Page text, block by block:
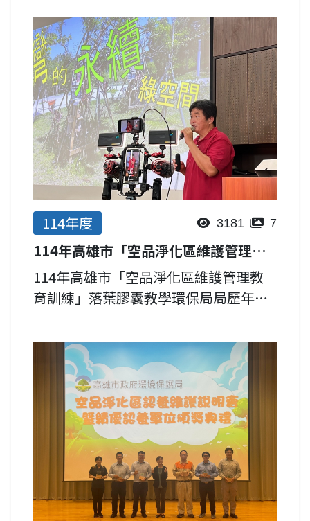
品淨化區綠美化，以改善裸露地揚塵問
題及淨化空氣品質，為提升各單位維護
管理知能及整體環境品質，特於...
114年度 3181 7
114年高雄市「空品淨化區維護管理說明會-落葉膠囊教學」
114年高雄市「空品淨化區維護管理教
育訓練」落葉膠囊教學環保局局歷年補
美化，以改善裸露地揚塵問題及淨化空
氣品質，為提升各單位維護管理知能及
整體環境品質，特於114年9...